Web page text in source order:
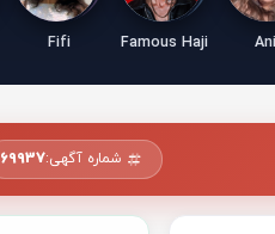
Famous Haji
Fifi
شماره آگهی:69937